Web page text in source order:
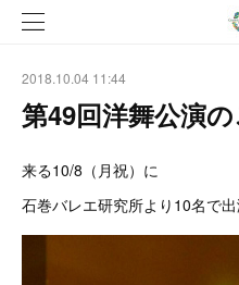
2018.10.04 11:44
第49回洋舞公演
来る10/8（月祝）に
石巻バレエ研究所より10名で出